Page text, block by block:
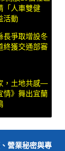
「人車雙健
活動
長爭取增設冬
終獲交通部審
，土地共感—
情》舞出宜蘭
營業秘密與專